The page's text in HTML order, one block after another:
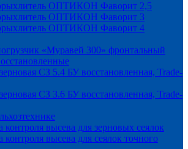
ОПТИКОН Фаворит 2,5
ОПТИКОН Фаворит 3
ОПТИКОН Фаворит 4
«Муравей 300» фронтальный
СЗ 5.4 БУ восстановленная, Trade-
СЗ 3.6 БУ восстановленная, Trade-
контроля высева для зерновых сеялок
контроля высева для сеялок точного